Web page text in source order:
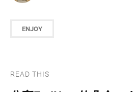
ENJOY
READ THIS